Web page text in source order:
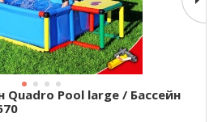
Quadro Pool large / Бассейн